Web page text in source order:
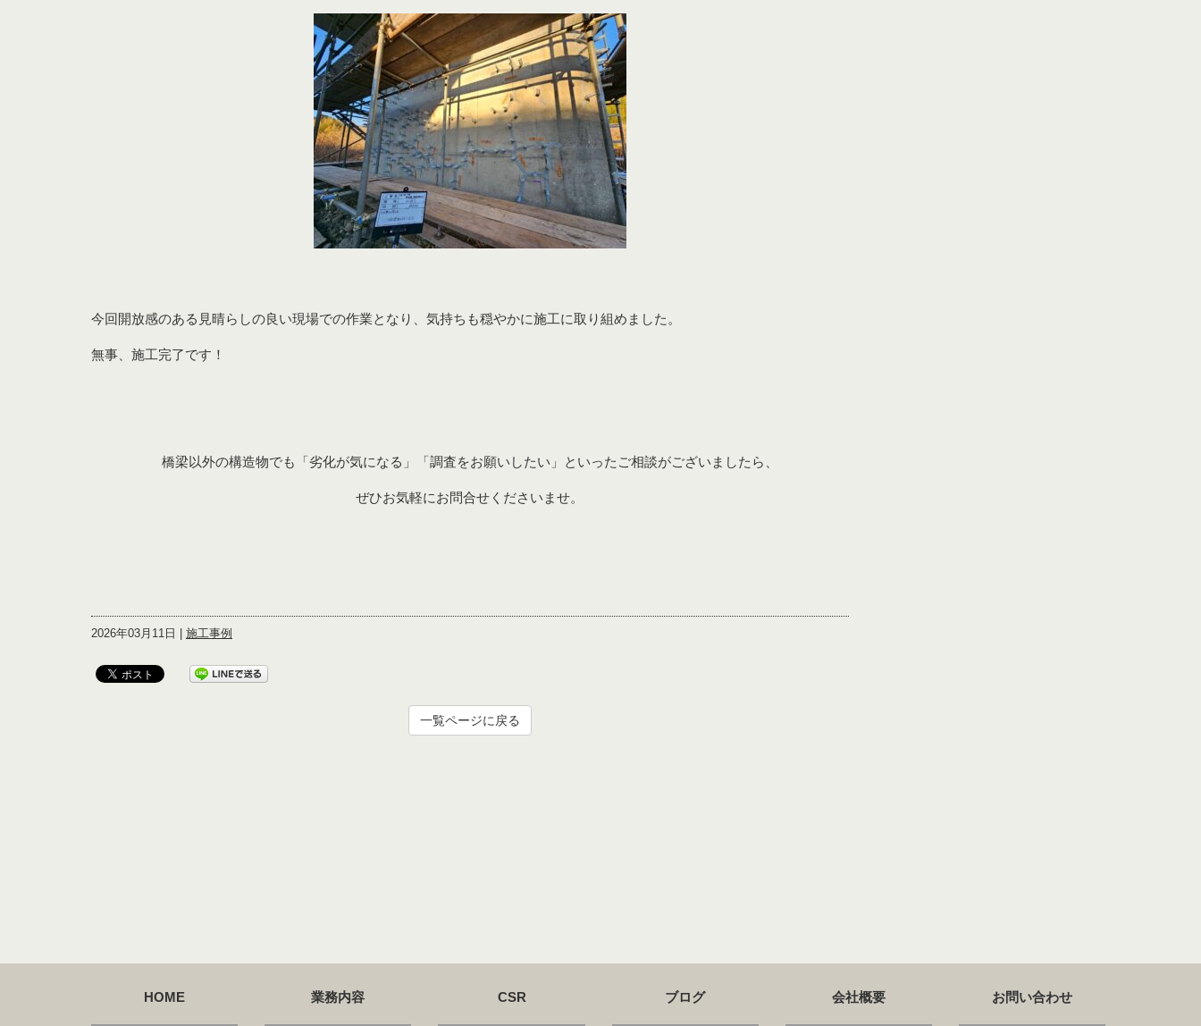
今回開放感のある見晴らしの良い現場での作業となり、気持ちも穏やかに施工に取り組めました。
無事、施工完了です！
橋梁以外の構造物でも「劣化が気になる」「調査をお願いしたい」といったご相談がございましたら、
ぜひお気軽にお問合せくださいませ。
2026年03月11日 | 施工事例
一覧ページに戻る
HOME 業務内容 CSR ブログ 会社概要 お問い合わせ